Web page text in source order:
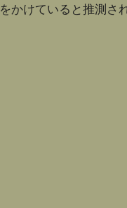
をかけていると推測さ